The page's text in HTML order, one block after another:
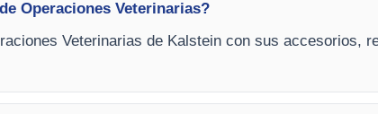
Operaciones Veterinarias?
Veterinarias de Kalstein con sus accesorios,